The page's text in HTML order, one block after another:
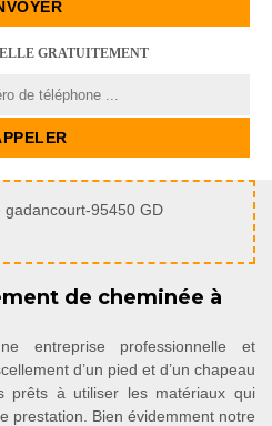
GRATUITEMENT
de cheminée à
entreprise professionnelle et
d’un pied et d’un chapeau
prêts à utiliser les matériaux qui
prestation. Bien évidemment notre